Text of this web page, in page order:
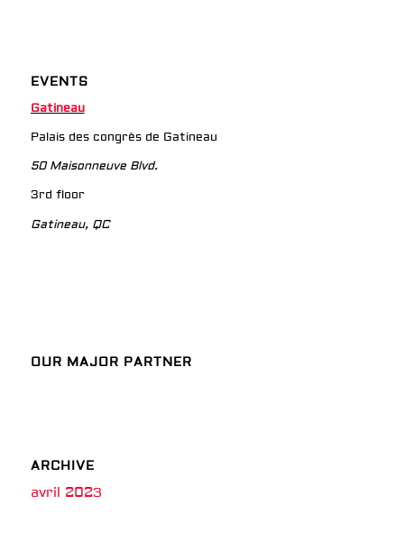
EVENTS
Gatineau
Palais des congrès de Gatineau
50 Maisonneuve Blvd.
3rd floor
Gatineau, QC
OUR MAJOR PARTNER
ARCHIVE
avril 2023